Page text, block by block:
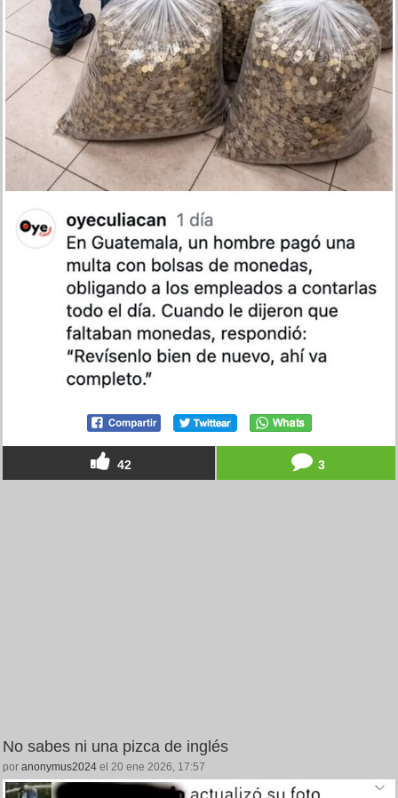
42 3
No sabes ni una pizca de inglés
por anonymus2024 el 20 ene 2026, 17:57